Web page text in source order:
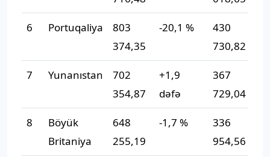
6 Portuqaliya
803
374,35
-20,1 %
430
730,82
7 Yunanıstan
702
354,87
+1,9
dəfə
367
729,04
8
Böyük
Britaniya
648
255,19
-1,7 %
336
954,56